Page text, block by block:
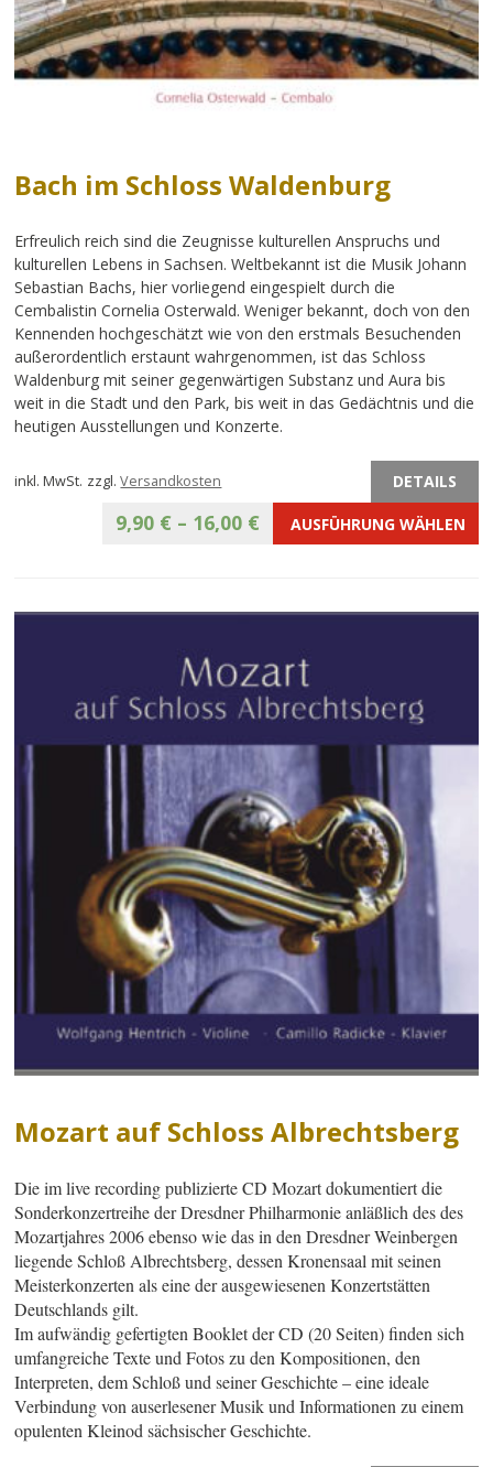
Bach im Schloss Waldenburg
Erfreulich reich sind die Zeugnisse kulturellen Anspruchs und
kulturellen Lebens in Sachsen. Weltbekannt ist die Musik Johann
Sebastian Bachs, hier vorliegend eingespielt durch die
Cembalistin Cornelia Osterwald. Weniger bekannt, doch von den
Kennenden hochgeschätzt wie von den erstmals Besuchenden
außerordentlich erstaunt wahrgenommen, ist das Schloss
Waldenburg mit seiner gegenwärtigen Substanz und Aura bis
weit in die Stadt und den Park, bis weit in das Gedächtnis und die
heutigen Ausstellungen und Konzerte.
inkl. MwSt. zzgl.Versandkosten DETAILS
9,90 €– 16,00 € AUSFÜHRUNG WÄHLEN
Mozart auf Schloss Albrechtsberg
Die im live recording publizierte CD Mozart dokumentiert die
Sonderkonzertreihe der Dresdner Philharmonie anläßlich des des
Mozartjahres 2006 ebenso wie das in den Dresdner Weinbergen
liegende Schloß Albrechtsberg, dessen Kronensaal mit seinen
Meisterkonzerten als eine der ausgewiesenen Konzertstätten
Deutschlands gilt.
Im aufwändig gefertigten Booklet der CD (20 Seiten) finden sich
umfangreiche Texte und Fotos zu den Kompositionen, den
Interpreten, dem Schloß und seiner Geschichte – eine ideale
Verbindung von auserlesener Musik und Informationen zu einem
opulenten Kleinod sächsischer Geschichte.